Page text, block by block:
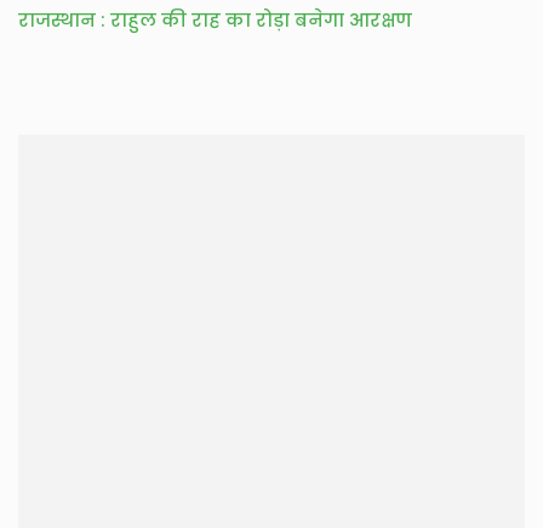
राजस्थान : राहुल की राह का रोड़ा बनेगा आरक्षण